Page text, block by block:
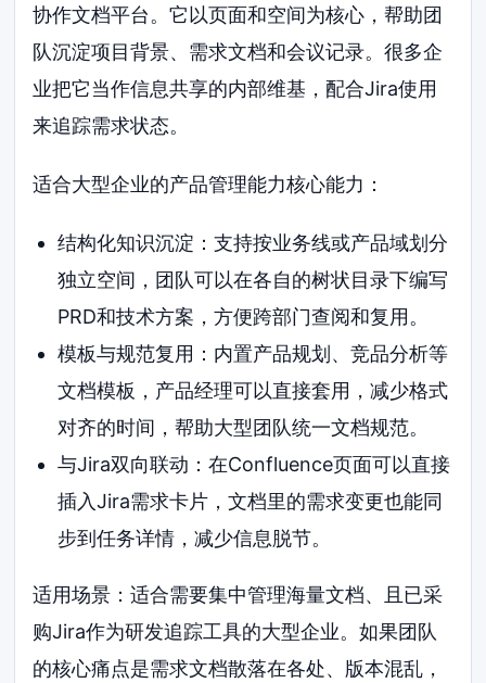
协作文档平台。它以页面和空间为核心，帮助团
队沉淀项目背景、需求文档和会议记录。很多企
业把它当作信息共享的内部维基，配合Jira使用
来追踪需求状态。
适合大型企业的产品管理能力核心能力：
结构化知识沉淀：支持按业务线或产品域划分
独立空间，团队可以在各自的树状目录下编写
PRD和技术方案，方便跨部门查阅和复用。
模板与规范复用：内置产品规划、竞品分析等
文档模板，产品经理可以直接套用，减少格式
对齐的时间，帮助大型团队统一文档规范。
与Jira双向联动：在Confluence页面可以直接
插入Jira需求卡片，文档里的需求变更也能同
步到任务详情，减少信息脱节。
适用场景：适合需要集中管理海量文档、且已采
购Jira作为研发追踪工具的大型企业。如果团队
的核心痛点是需求文档散落在各处、版本混乱，